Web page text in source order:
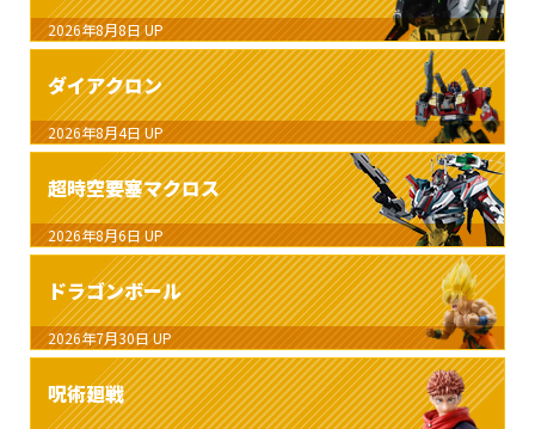
2026年8月8日 UP
ダイアクロン
2026年8月4日 UP
超時空要塞マクロス
2026年8月6日 UP
ドラゴンボール
2026年7月30日 UP
呪術廻戦